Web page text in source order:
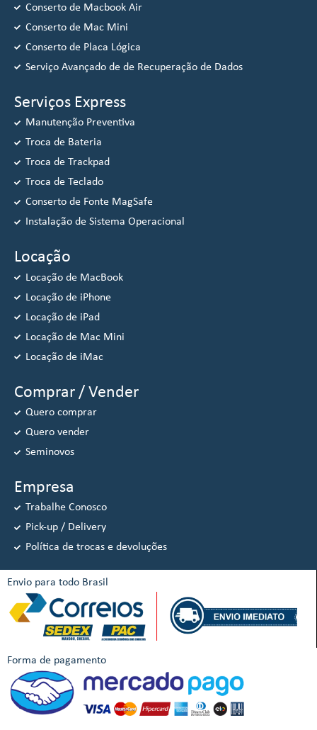
Conserto de Macbook Air
Conserto de Mac Mini
Conserto de Placa Lógica
Serviço Avançado de de Recuperação de Dados
Serviços Express
Manutenção Preventiva
Troca de Bateria
Troca de Trackpad
Troca de Teclado
Conserto de Fonte MagSafe
Instalação de Sistema Operacional
Locação
Locação de MacBook
Locação de iPhone
Locação de iPad
Locação de Mac Mini
Locação de iMac
Comprar / Vender
Quero comprar
Quero vender
Seminovos
Empresa
Trabalhe Conosco
Pick-up / Delivery
Política de trocas e devoluções
Envio para todo Brasil
Forma de pagamento